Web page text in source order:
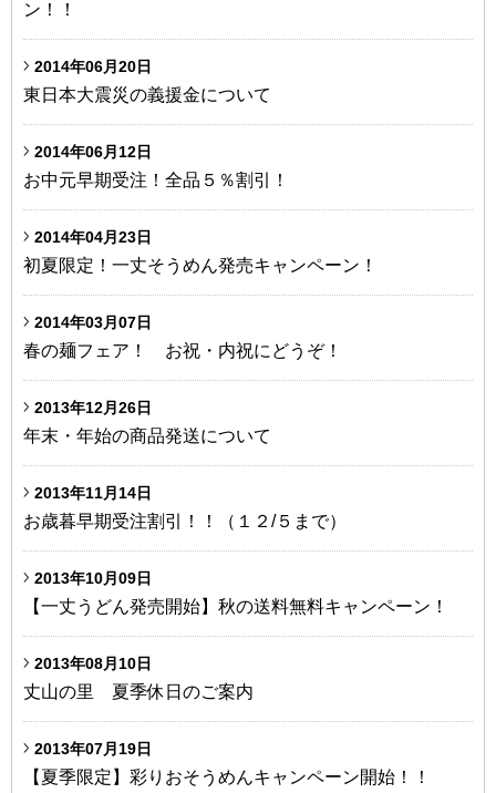
ン！！
2014年06月20日
東日本大震災の義援金について
2014年06月12日
お中元早期受注！全品５％割引！
2014年04月23日
初夏限定！一丈そうめん発売キャンペーン！
2014年03月07日
春の麺フェア！ お祝・内祝にどうぞ！
2013年12月26日
年末・年始の商品発送について
2013年11月14日
お歳暮早期受注割引！！（１２/５まで）
2013年10月09日
【一丈うどん発売開始】秋の送料無料キャンペーン！
2013年08月10日
丈山の里 夏季休日のご案内
2013年07月19日
【夏季限定】彩りおそうめんキャンペーン開始！！